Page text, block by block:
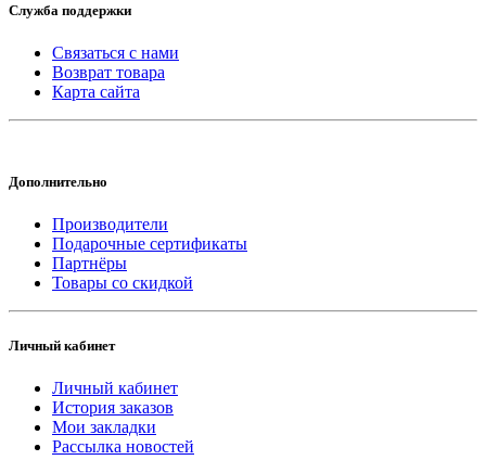
Служба поддержки
Связаться с нами
Возврат товара
Карта сайта
Дополнительно
Производители
Подарочные сертификаты
Партнёры
Товары со скидкой
Личный кабинет
Личный кабинет
История заказов
Мои закладки
Рассылка новостей